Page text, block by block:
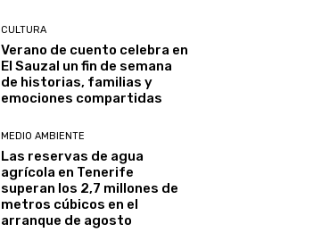
CULTURA
Verano de cuento celebra en
El Sauzal un fin de semana
de historias, familias y
emociones compartidas
MEDIO AMBIENTE
Las reservas de agua
agrícola en Tenerife
superan los 2,7 millones de
metros cúbicos en el
arranque de agosto